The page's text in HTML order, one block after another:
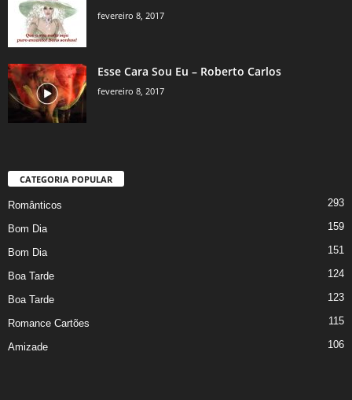
fevereiro 8, 2017
Esse Cara Sou Eu – Roberto Carlos
fevereiro 8, 2017
CATEGORIA POPULAR
Românticos 293
Bom Dia 159
Bom Dia 151
Boa Tarde 124
Boa Tarde 123
Romance Cartões 115
Amizade 106